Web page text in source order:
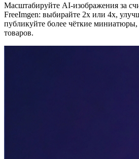
Масштабируйте AI‑изображения за
FreeImgen: выбирайте 2x или 4x,
публикуйте более чёткие
товаров.